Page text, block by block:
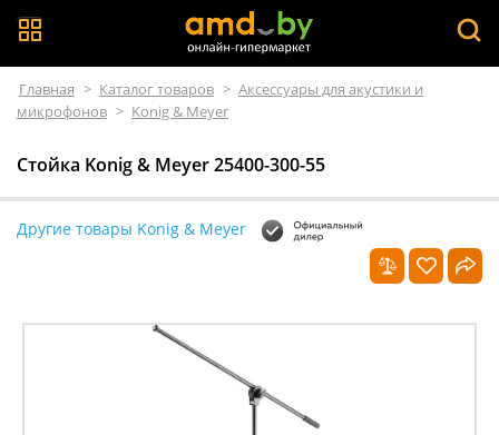
Главная > Каталог товаров > Аксессуары для акустики и
микрофонов > Konig & Meyer
Стойка Konig & Meyer 25400-300-55
Другие товары Konig & Meyer